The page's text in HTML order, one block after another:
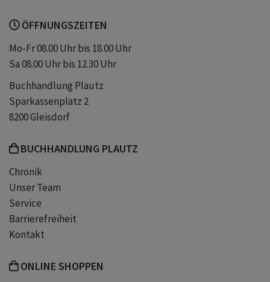
Tiny House
Neues Zuhause Enemies to Lovers
Sommerbuch
Wohlfühl
ÖFFNUNGSZEITEN
Mo-Fr 08.00 Uhr bis 18.00 Uhr
Sa 08.00 Uhr bis 12.30 Uhr
Buchhandlung Plautz
Sparkassenplatz 2
8200 Gleisdorf
BUCHHANDLUNG PLAUTZ
Chronik
Unser Team
Service
Barrierefreiheit
Kontakt
ONLINE SHOPPEN